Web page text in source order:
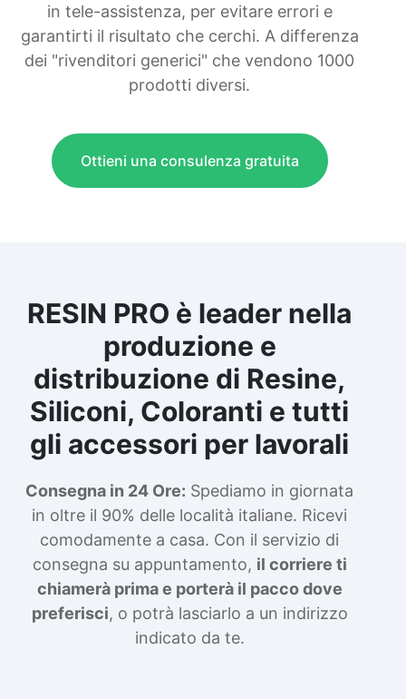
in tele-assistenza, per evitare errori e
garantirti il risultato che cerchi. A differenza
dei "rivenditori generici" che vendono 1000
prodotti diversi.
Ottieni una consulenza gratuita
RESIN PRO è leader nella
produzione e
distribuzione di Resine,
Siliconi, Coloranti e tutti
gli accessori per lavorali
Consegna in 24 Ore: Spediamo in giornata
in oltre il 90% delle località italiane. Ricevi
comodamente a casa. Con il servizio di
consegna su appuntamento, il corriere ti
chiamerà prima e porterà il pacco dove
preferisci, o potrà lasciarlo a un indirizzo
indicato da te.